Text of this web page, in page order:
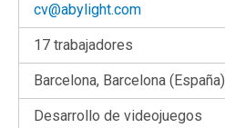
cv@abylight.com
17 trabajadores
Barcelona, Barcelona (España)
Desarrollo de videojuegos